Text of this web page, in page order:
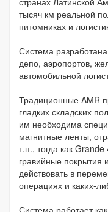
тысяч км реальной
питомниках и
Система
депо, аэропортов,
автомобильной
Традиционные AMR
гладких складских
им необходима
магнитные ленты,
т.п., тогда как
гравийные покрытия
действовать в
операциях и каких-
Система работает